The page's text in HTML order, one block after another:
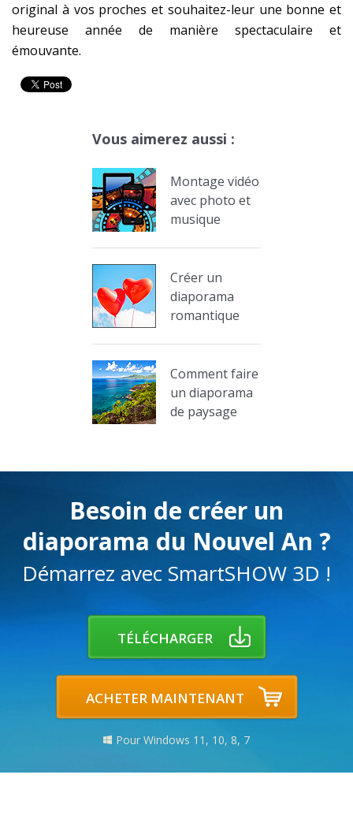
original à vos proches et souhaitez-leur une bonne et
heureuse année de manière spectaculaire et
émouvante.
Vous aimerez aussi :
Montage vidéo
avec photo et
musique
Créer un
diaporama
romantique
Comment faire
un diaporama
de paysage
Besoin de créer un
diaporama du Nouvel An ?
Démarrez avec SmartSHOW 3D !
TÉLÉCHARGER
ACHETER MAINTENANT
Pour Windows 11, 10, 8, 7